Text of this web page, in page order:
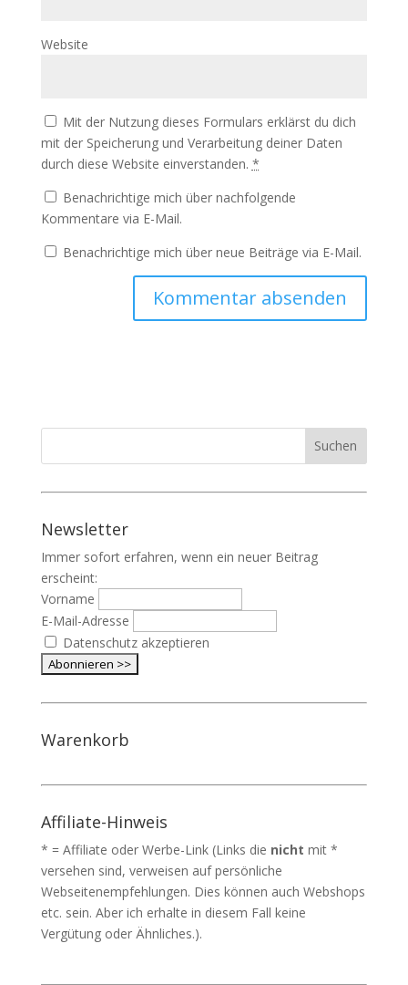
Website
Mit der Nutzung dieses Formulars erklärst du dich
mit der Speicherung und Verarbeitung deiner Daten
durch diese Website einverstanden. *
Benachrichtige mich über nachfolgende
Kommentare via E-Mail.
Benachrichtige mich über neue Beiträge via E-Mail.
Newsletter
Immer sofort erfahren, wenn ein neuer Beitrag
erscheint:
Vorname
E-Mail-Adresse
Datenschutz akzeptieren
Warenkorb
Affiliate-Hinweis
* = Affiliate oder Werbe-Link (Links die nicht mit *
versehen sind, verweisen auf persönliche
Webseitenempfehlungen. Dies können auch Webshops
etc. sein. Aber ich erhalte in diesem Fall keine
Vergütung oder Ähnliches.).